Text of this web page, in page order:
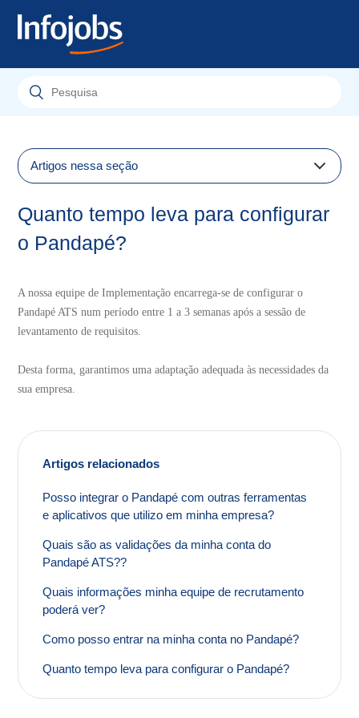
Artigos nessa seção
Quais informações minha equipe de recrutamento
O Pandapé permite o recrutamento colaborativo?
É possível configurar notificações e alertas no Pandapé
Posso customizar o processo de seleção de candidatos
no Pandapé?
aplicativos que utilizo em minha empresa?
Preciso ter conhecimento em linguagem de
para a instalação?
ATS??
A configuração será feita online ou pessoalmente?
Exibir mais
Quanto tempo leva para configurar
o Pandapé?
A nossa equipe de Implementação encarrega-se de configurar o
Pandapé ATS num período entre 1 a 3 semanas após a sessão de
levantamento de requisitos.
Desta forma, garantimos uma adaptação adequada às necessidades da
sua empresa.
Artigos relacionados
Posso integrar o Pandapé com outras ferramentas
e aplicativos que utilizo em minha empresa?
Quais são as validações da minha conta do
Pandapé ATS??
Quais informações minha equipe de recrutamento
poderá ver?
Como posso entrar na minha conta no Pandapé?
Quanto tempo leva para configurar o Pandapé?